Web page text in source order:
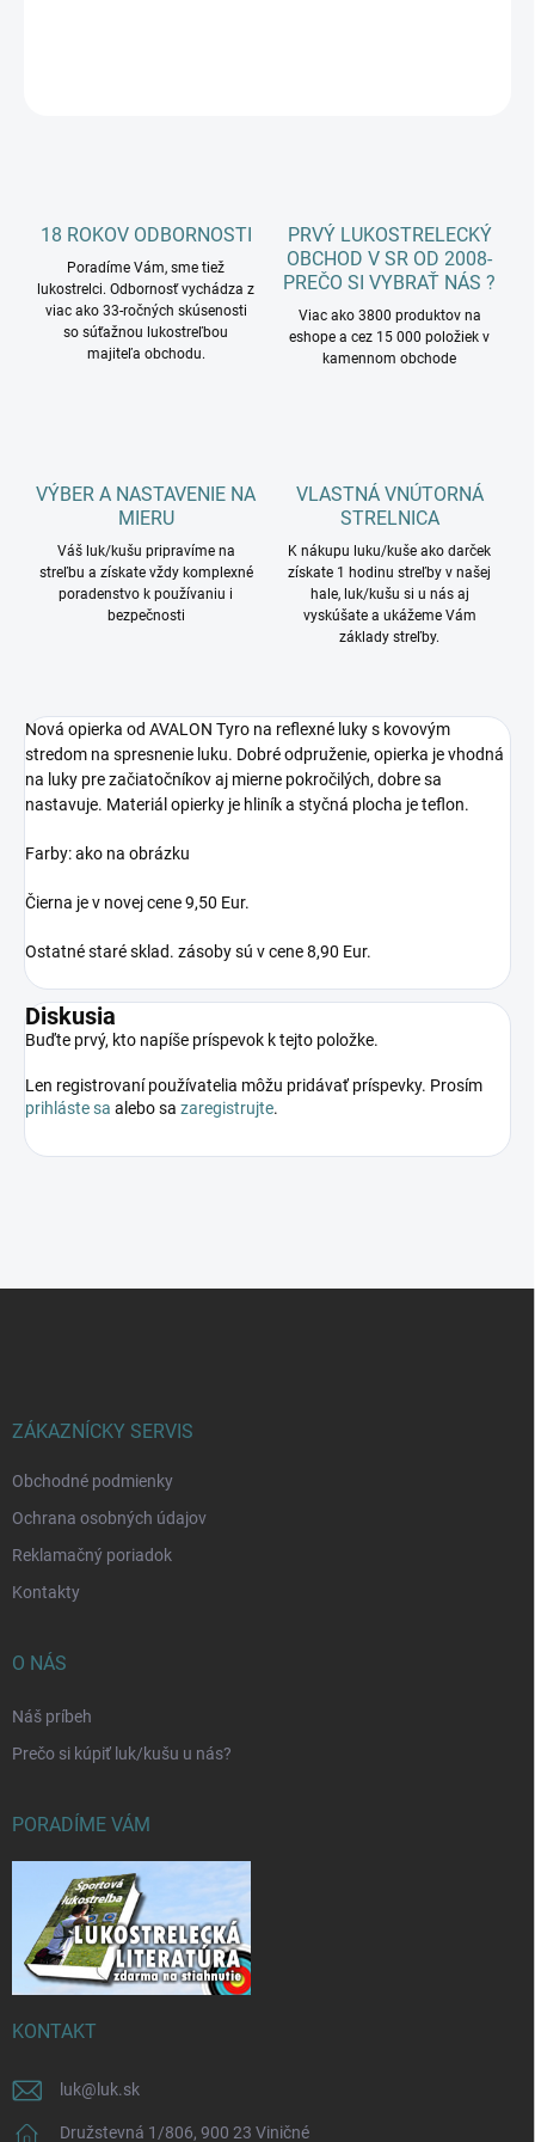
18 ROKOV ODBORNOSTI
Poradíme Vám, sme tiež
lukostrelci. Odbornosť vychádza z
viac ako 33-ročných skúsenosti
so súťažnou lukostreľbou
majiteľa obchodu.
PRVÝ LUKOSTRELECKÝ
OBCHOD V SR OD 2008-
PREČO SI VYBRAŤ NÁS ?
Viac ako 3800 produktov na
eshope a cez 15 000 položiek v
kamennom obchode
VÝBER A NASTAVENIE NA
MIERU
Váš luk/kušu pripravíme na
streľbu a získate vždy komplexné
poradenstvo k používaniu i
bezpečnosti
VLASTNÁ VNÚTORNÁ
STRELNICA
K nákupu luku/kuše ako darček
získate 1 hodinu streľby v našej
hale, luk/kušu si u nás aj
vyskúšate a ukážeme Vám
základy streľby.
Nová opierka od AVALON Tyro na reflexné luky s kovovým
stredom na spresnenie luku. Dobré odpruženie, opierka je vhodná
na luky pre začiatočníkov aj mierne pokročilých, dobre sa
nastavuje. Materiál opierky je hliník a styčná plocha je teflon.
Farby: ako na obrázku
Čierna je v novej cene 9,50 Eur.
Ostatné staré sklad. zásoby sú v cene 8,90 Eur.
Diskusia
Buďte prvý, kto napíše príspevok k tejto položke.
Len registrovaní používatelia môžu pridávať príspevky. Prosím
prihláste sa alebo sa zaregistrujte.
ZÁKAZNÍCKY SERVIS
Obchodné podmienky
Ochrana osobných údajov
Reklamačný poriadok
Kontakty
O NÁS
Náš príbeh
Prečo si kúpiť luk/kušu u nás?
PORADÍME VÁM
KONTAKT
luk@ luk.sk
Družstevná 1/806, 900 23 Viničné